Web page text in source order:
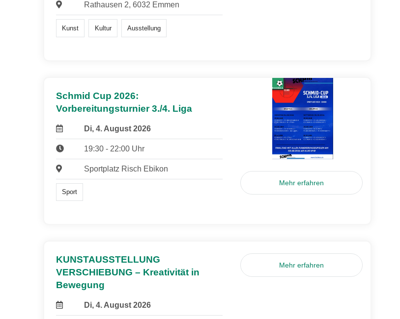
Rathausen 2, 6032 Emmen
Kunst Kultur Ausstellung
Schmid Cup 2026:
Vorbereitungsturnier 3./4. Liga
Di, 4. August 2026
19:30 - 22:00 Uhr
Sportplatz Risch Ebikon
Sport
Mehr erfahren
KUNSTAUSSTELLUNG
VERSCHIEBUNG – Kreativität in
Bewegung
Di, 4. August 2026
Mehr erfahren